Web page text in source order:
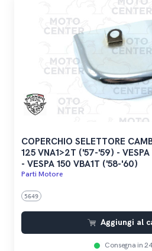
COPERCHIO SELETTORE
125 VNA1>2T ('57-'59) -
- VESPA 150 VBA1T ('58-'60)
Parti Motore
5649
Aggiungi al
Consegna in